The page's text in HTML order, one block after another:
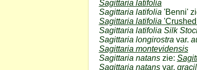
Sagittaria latifolia
Sagittaria latifolia 'Benni'
Sagittaria latifolia
Sagittaria latifolia Silk
Sagittaria longirostra var.
Sagittaria montevidensis
Sagittaria natanszie:
Sagittaria natans var.